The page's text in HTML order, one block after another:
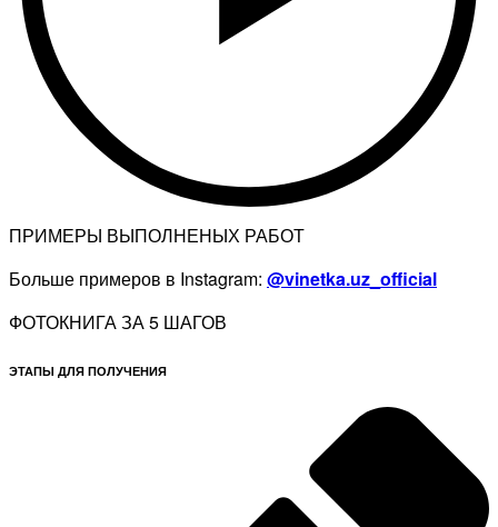
ПРИМЕРЫ ВЫПОЛНЕНЫХ РАБОТ
Больше примеров в Instagram: @vinetka.uz_official
ФОТОКНИГА ЗА 5 ШАГОВ
ЭТАПЫ ДЛЯ ПОЛУЧЕНИЯ